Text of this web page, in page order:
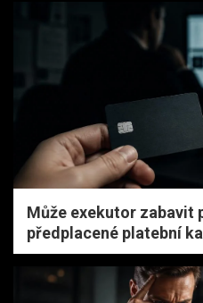
Může exekutor zabavit
předplacené platební